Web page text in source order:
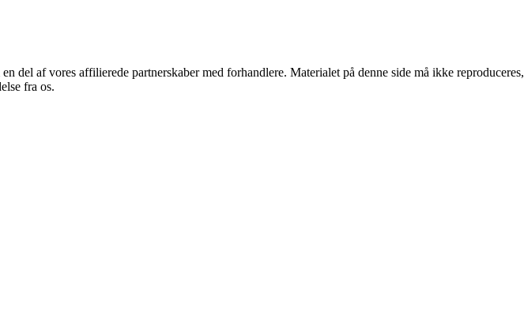
af vores affilierede partnerskaber med forhandlere. Materialet på denne side må ikke reproduceres,
fra os.